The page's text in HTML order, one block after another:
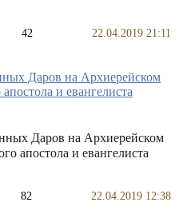
42 22.04.2019 21:11
Даров на Архиерейском
апостола и евангелиста
82 22.04.2019 12:38